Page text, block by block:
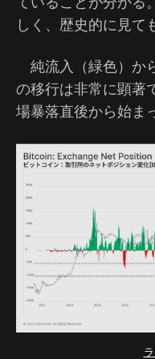
しく、歴史的に見て
純流入（緑色）か
の移行は非常に顕著
場暴落直後から始ま